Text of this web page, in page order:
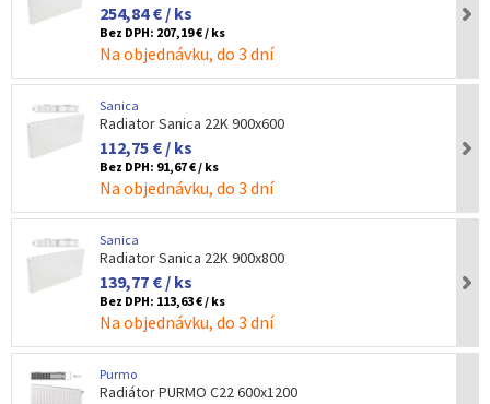
254,84 € / ks
Bez DPH: 207,19 € / ks
Na objednávku, do 3 dní
Sanica
Radiator Sanica 22K 900x600
112,75 € / ks
Bez DPH: 91,67 € / ks
Na objednávku, do 3 dní
Sanica
Radiator Sanica 22K 900x800
139,77 € / ks
Bez DPH: 113,63 € / ks
Na objednávku, do 3 dní
Purmo
Radiátor PURMO C22 600x1200